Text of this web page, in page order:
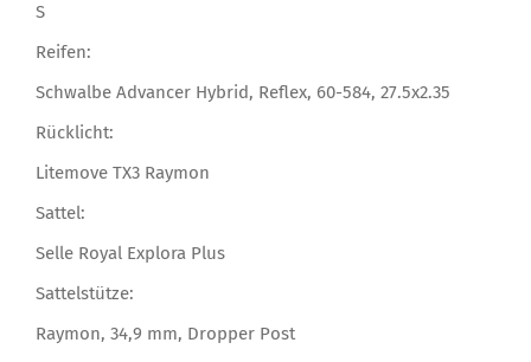
S
Reifen:
Schwalbe Advancer Hybrid, Reflex, 60-584, 27.5x2.35
Rücklicht:
Litemove TX3 Raymon
Sattel:
Selle Royal Explora Plus
Sattelstütze:
Raymon, 34,9 mm, Dropper Post